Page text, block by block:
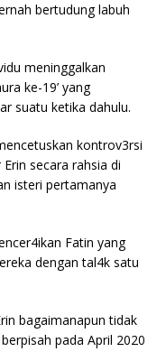
bertudung labuh
meninggalkan
ke-19’ yang
suatu ketika dahulu.
kontrov3rsi
secara rahsia di
isteri pertamanya
Fatin yang
dengan tal4k satu
bagaimanapun tidak
pada April 2020